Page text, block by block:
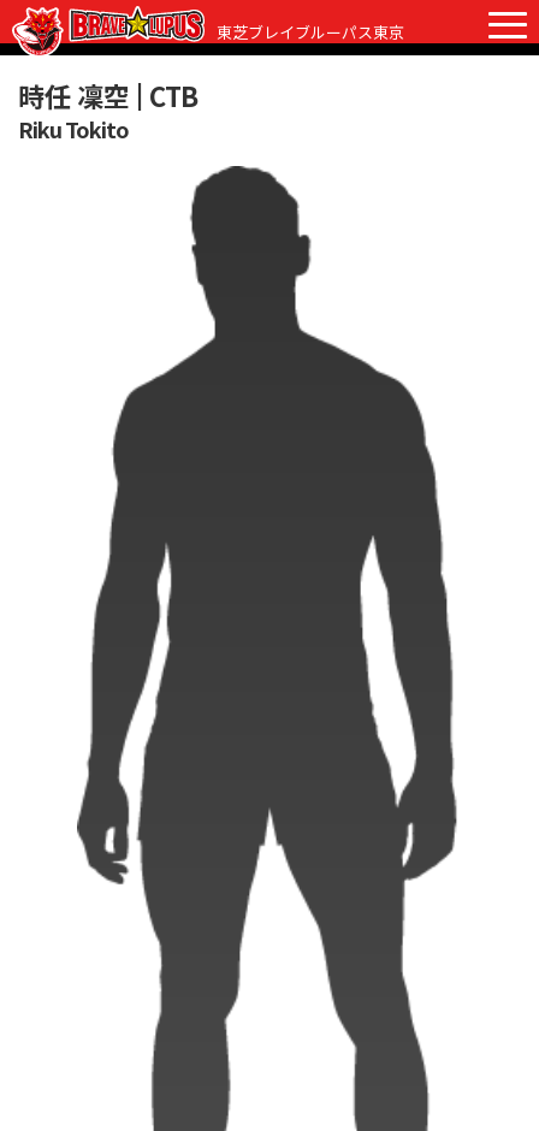
東芝ブレイブルーパス東京
チケット
クラブからのお願い
スタッフ
マスコット
クラブ情報
株式会社 ブレイブルーパス東京概要
株式会社 チームの歴史
地域貢献活動
パートナー
Instagram Facebook Youtube
パートナーシップのご案内
時任 凜空 | CTB
Riku Tokito